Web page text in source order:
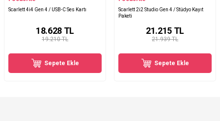
Scarlett 4i4 Gen 4 / USB-C Ses Kartı
19.210 TL
18.628TL
Sepete Ekle
Scarlett 2i2 Studio Gen 4 / Stüdyo Kayıt
Paketi
21.939 TL
21.215TL
Sepete Ekle